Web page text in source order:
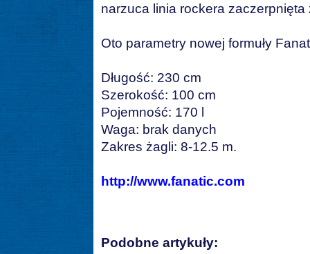
narzuca linia rockera
Oto parametry nowej formuły
Długość: 230 cm
Szerokość: 100 cm
Pojemność: 170 l
Waga: brak danych
Zakres żagli: 8-12.5 m.
http://www.fanatic.com
Podobne artykuły: